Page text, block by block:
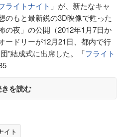
ライトナイト 」が、新たなキャ
のもと最新鋭の3D映像で甦った
の夜」の公開（2012年1月7日か
ードリーが12月21日、都内で行
”結成式に出席した。「フライト
を読む
イト